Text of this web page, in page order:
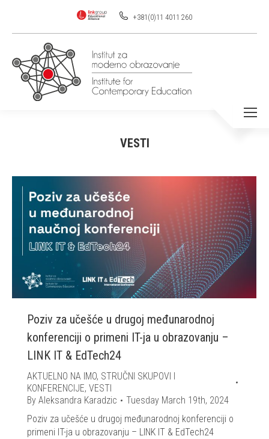
+381(0)11 4011 260
VESTI
Poziv za učešće u drugoj međunarodnoj
konferenciji o primeni IT-ja u obrazovanju –
LINK IT & EdTech24
AKTUELNO NA IMO, STRUČNI SKUPOVI I
KONFERENCIJE, VESTI
By Aleksandra Karadzic
Tuesday March 19th, 2024
Poziv za učešće u drugoj međunarodnoj konferenciji o
primeni IT-ja u obrazovanju – LINK IT & EdTech24